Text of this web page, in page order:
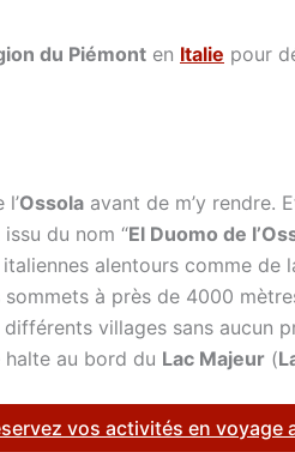
du Piémont en Italie pour
Ossola avant de m’y rendre.
du nom “El Duomo de
alentours comme de
à près de 4000
villages sans
au bord du Lac Majeur (
vos activités en voyage